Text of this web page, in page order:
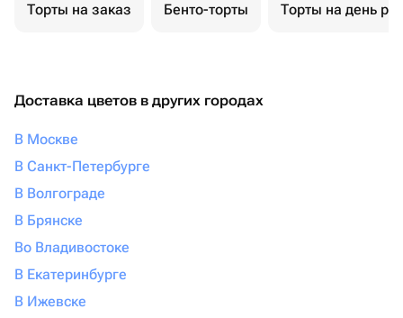
Торты на заказ Бенто-торты Торты на день
Доставка цветов в других городах
В Москве
В Санкт-Петербурге
В Волгограде
В Брянске
Во Владивостоке
В Екатеринбурге
В Ижевске